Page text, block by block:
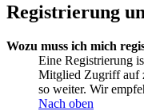
Registrierung
Wozu muss ich mich
Eine Registrierung
Mitglied Zugriff auf
so weiter. Wir
Nach oben